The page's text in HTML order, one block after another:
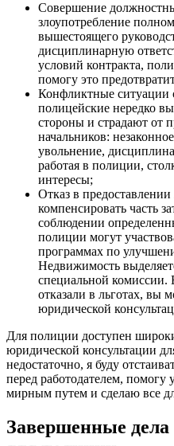
Совершение
злоупотребление
вышестоящего
дисциплинарную
условий контракта,
помогу это
Конфликтные ситуации
полицейские нередко
стороны и страдают от
начальников:
увольнение,
работая в полиции,
интересы;
Отказ в
компенсировать часть
соблюдении
полиции могут
программах по
Недвижимость
специальной комиссии.
отказали в льготах, вы
юридической
Для полиции доступен
юридической консультации
недостаточно, я буду
перед работодателем, помогу
мирным путем и сделаю все
Завершенные дела